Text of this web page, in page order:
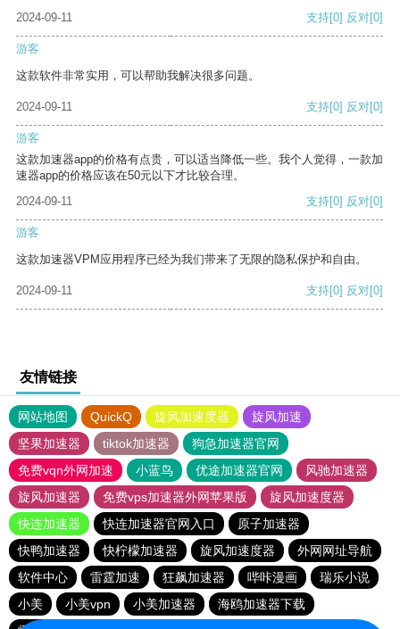
2024-09-11 支持[0] 反对[0]
游客
这款软件非常实用，可以帮助我解决很多问题。
2024-09-11 支持[0] 反对[0]
游客
这款加速器app的价格有点贵，可以适当降低一些。我个人觉得，一款加
速器app的价格应该在50元以下才比较合理。
2024-09-11
支持[0] 反对[0]
游客
这款加速器VPM应用程序已经为我们带来了无限的隐私保护和自由。
2024-09-11 支持[0] 反对[0]
友情链接
网站地图 QuickQ 旋风加速度器
旋风加速
坚果加速器
tiktok加速器
狗急加速器官网
免费vqn外网加速
小蓝鸟 优途加速器官网
风驰加速器
旋风加速器
免费vps加速器外网苹果版
旋风加速度器
快连加速器
快连加速器官网入口
原子加速器
快鸭加速器
快柠檬加速器 旋风加速度器
外网网址导航
软件中心
雷霆加速 狂飙加速器 哔咔漫画
瑞乐小说
小美
小美vpn 小美加速器
海鸥加速器下载